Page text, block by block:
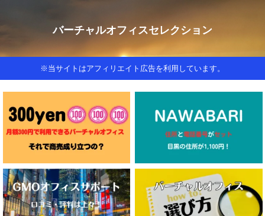
バーチャルオフィスセレクション
※当サイトはアフィリエイト広告を利用しています。